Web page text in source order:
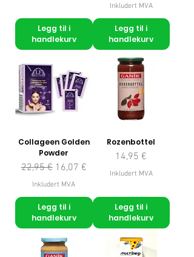
Legg til i
handlekurv
Inkludert MVA
Legg til i
handlekurv
Collageen Golden
Powder
Vanlig pris
22,95 € Salgspris
16,07 €
Inkludert MVA
Legg til i
handlekurv
Rozenbottel
Pris
14,95 €
Inkludert MVA
Legg til i
handlekurv